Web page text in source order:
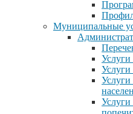
Муниципальные
Услуги
Услуги
Услуги